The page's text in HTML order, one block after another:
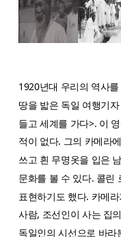
1920년대 우리의 역사
땅을 밟은 독일 여행기
들고 세계를 가다>. 이
적이 없다. 그의 카메라
쓰고 흰 무명옷을 입은
문화를 볼 수 있다. 콜린
표현하기도 했다. 카메
사람, 조선인이 사는 집
독일인의 시선으로 바